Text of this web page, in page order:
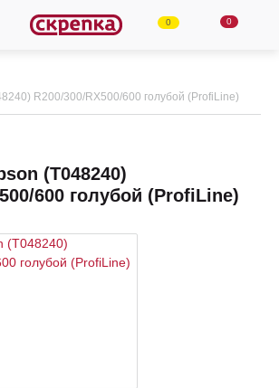
0 0
R200/300/RX500/600 голубой (ProfiLine)
(Т048240)
600 голубой (ProfiLine)